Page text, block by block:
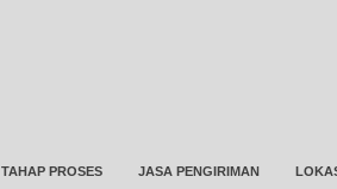
TAHAP PROSES JASA PENGIRIMAN